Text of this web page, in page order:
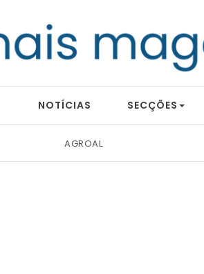
NOTÍCIAS SECÇÕES
AGROAL
Bondex